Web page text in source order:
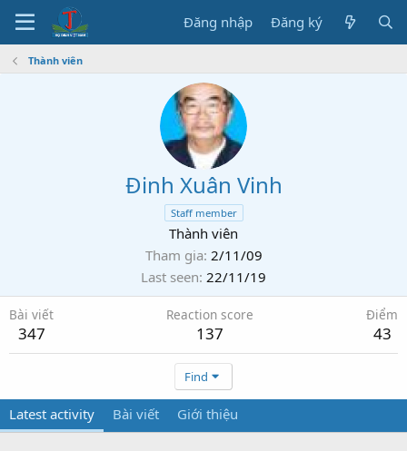
Đăng nhập Đăng ký
Thành viên
Đinh Xuân Vinh
Staff member
Thành viên
Tham gia 2/11/09
Last seen 22/11/19
Bài viết
347
Reaction score
137
Điểm
43
Find
Latest activity Bài viết Giới thiệu